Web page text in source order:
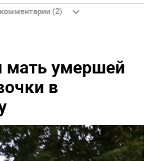
(2)
мать умершей
в